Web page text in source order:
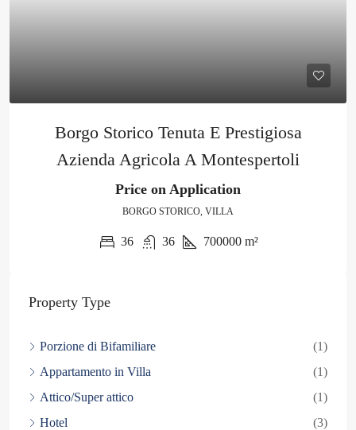
Borgo Storico Tenuta E Prestigiosa
Azienda Agricola A Montespertoli
Price on Application
BORGO STORICO, VILLA
36 36 700000 m²
Property Type
Porzione di Bifamiliare
(1)
Appartamento in Villa
(1)
Attico/Super attico
(1)
Hotel
(3)